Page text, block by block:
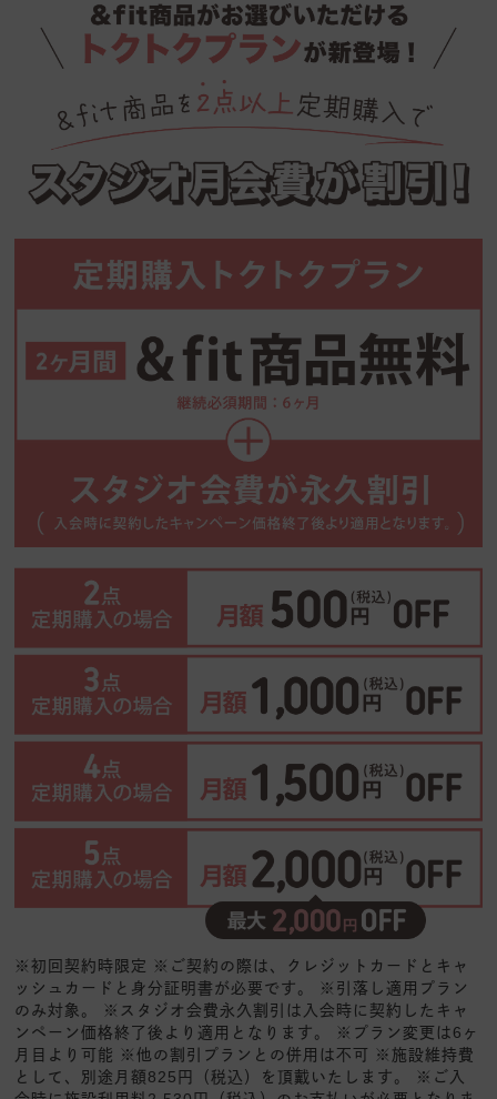
※初回契約時限定 ※ご契約の際は、クレジットカードとキャ
ッシュカードと身分証明書が必要です。 ※引落し適用プラン
のみ対象。 ※スタジオ会費永久割引は入会時に契約したキャ
ンペーン価格終了後より適用となります。 ※プラン変更は6ヶ
月目より可能 ※他の割引プランとの併用は不可 ※施設維持費
として、別途月額825円（税込）を頂戴いたします。 ※ご入